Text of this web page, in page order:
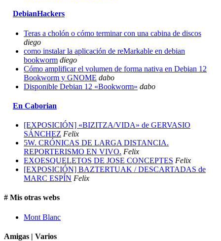
DebianHackers
Teras a cholón o cómo terminar con una cabina de discos
diego
como instalar la aplicación de reMarkable en debian
bookworm diego
Cómo amplificar el volumen de forma nativa en Debian 12
Bookworm y GNOME dabo
Disponible Debian 12 «Bookworm» dabo
En Caborian
[EXPOSICIÓN] «BIZITZA/VIDA» de GERVASIO
SÁNCHEZ Felix
5W. CRÓNICAS DE LARGA DISTANCIA.
REPORTERISMO EN VIVO. Felix
EXOESQUELETOS DE JOSE CONCEPTES Felix
[EXPOSICIÓN] BAZTERTUAK / DESCARTADAS de
MARC ESPÍN Felix
# Mis otras webs
Mont Blanc
Amigas | Varios